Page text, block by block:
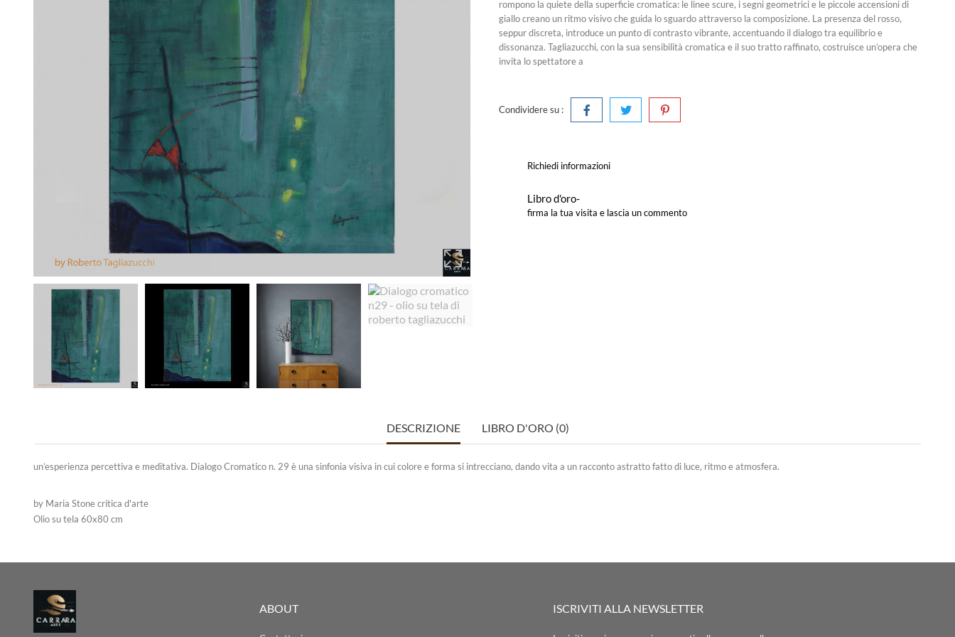
rompono la quiete della superficie cromatica: le linee scure, i segni geometrici e le piccole accensioni di
giallo creano un ritmo visivo che guida lo sguardo attraverso la composizione. La presenza del rosso,
seppur discreta, introduce un punto di contrasto vibrante, accentuando il dialogo tra equilibrio e
dissonanza. Tagliazucchi, con la sua sensibilità cromatica e il suo tratto raffinato, costruisce un’opera che
invita lo spettatore a
Condividere su :
Richiedi informazioni
Libro d'oro-
firma la tua visita e lascia un commento
DESCRIZIONE LIBRO D'ORO (0)
un’esperienza percettiva e meditativa. Dialogo Cromatico n. 29 è una sinfonia visiva in cui colore e forma si intrecciano, dando vita a un racconto astratto fatto di luce, ritmo e atmosfera.
by Maria Stone critica d'arte
Olio su tela 60x80 cm
ABOUT ISCRIVITI ALLA NEWSLETTER